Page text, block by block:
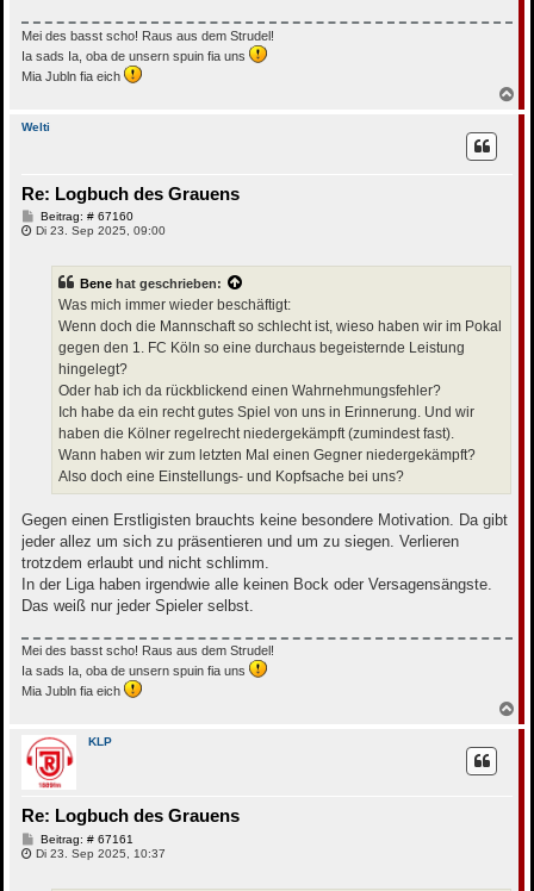
Mei des basst scho! Raus aus dem Strudel!
Ia sads Ia, oba de unsern spuin fia uns
Mia Jubln fia eich
a
Welti
Re: Logbuch des Grauens
Beitrag: # 67160B
e
a
g
Di 23. Sep 2025, 09:00
Bene hat geschrieben:
Was mich immer wieder beschäftigt:
Wenn doch die Mannschaft so schlecht ist, wieso haben wir im Pokal
gegen den 1. FC Köln so eine durchaus begeisternde Leistung
hingelegt?
Oder hab ich da rückblickend einen Wahrnehmungsfehler?
Ich habe da ein recht gutes Spiel von uns in Erinnerung. Und wir
haben die Kölner regelrecht niedergekämpft (zumindest fast).
Wann haben wir zum letzten Mal einen Gegner niedergekämpft?
Also doch eine Einstellungs- und Kopfsache bei uns?
Gegen einen Erstligisten brauchts keine besondere Motivation. Da gibt
jeder allez um sich zu präsentieren und um zu siegen. Verlieren
trotzdem erlaubt und nicht schlimm.
In der Liga haben irgendwie alle keinen Bock oder Versagensängste.
Das weiß nur jeder Spieler selbst.
Mei des basst scho! Raus aus dem Strudel!
Ia sads Ia, oba de unsern spuin fia uns
Mia Jubln fia eich
a
KLP
Re: Logbuch des Grauens
Beitrag: # 67161
e
Di 23. Sep 2025, 10:37